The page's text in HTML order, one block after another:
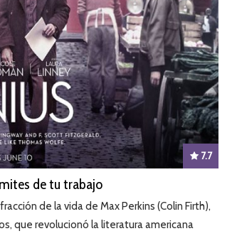
7.7
de tu trabajo
de la vida de Max Perkins (Colin Firth),
que revolucionó la literatura americana